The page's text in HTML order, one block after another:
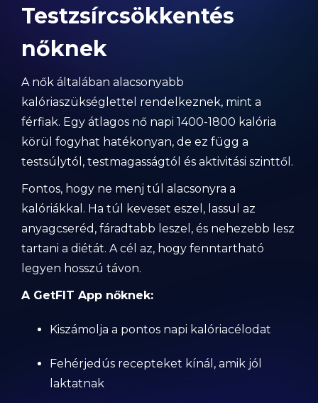
Testzsírcsökkentés
nőknek
A nők általában alacsonyabb
kalóriaszükséglettel rendelkeznek, mint a
férfiak. Egy átlagos nő napi 1400-1800 kalória
körül fogyhat hatékonyan, de ez függ a
testsúlytól, testmagasságtól és aktivitási szinttől.
Fontos, hogy ne menj túl alacsonyra a
kalóriákkal. Ha túl keveset eszel, lassul az
anyagcseréd, fáradtabb leszel, és nehezebb lesz
tartani a diétát. A cél az, hogy fenntartható
legyen hosszú távon.
A GetFIT App nőknek:
Kiszámolja a pontos napi kalóriacélodat
Fehérjedús recepteket kínál, amik jól
laktatnak